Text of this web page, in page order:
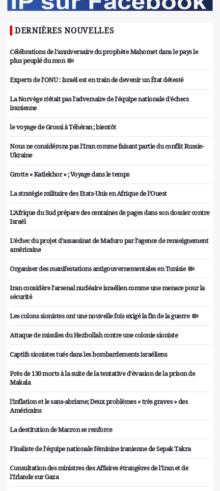
DERNIÈRES NOUVELLES
Célébrations de l'anniversaire du prophète Mahomet dans le pays le
plus peuplé du mon
Experts de l'ONU : Israël est en train de devenir un État détesté
La Norvège n'était pas l'adversaire de l'équipe nationale d'échecs
iranienne
le voyage de Grossi à Téhéran ; bientôt
Nous ne considérons pas l'Iran comme faisant partie du conflit Russie-
Ukraine
Grotte « Katlekhor » ; Voyage dans le temps
La stratégie militaire des Etats-Unis en Afrique de l’Ouest
L'Afrique du Sud prépare des centaines de pages dans son dossier contre
Israël
L’échec du projet d’assassinat de Maduro par l’agence de renseignement
américaine
Organiser des manifestations antigouvernementales en Tunisie
Iran considère l'arsenal nucléaire israélien comme une menace pour la
sécurité
Les colons sionistes ont une nouvelle fois exigé la fin de la guerre
Attaque de missiles du Hezbollah contre une colonie sioniste
Captifs sionistes tués dans les bombardements israéliens
Près de 130 morts à la suite de la tentative d'évasion de la prison de
Makala
l'inflation et le sans-abrisme; Deux problèmes « très graves » des
Américains
La destitution de Macron se renforce
Finaliste de l'équipe nationale féminine iranienne de Sepak Takra
Consultation des ministres des Affaires étrangères de l'Iran et de
l'Irlande sur Gaza